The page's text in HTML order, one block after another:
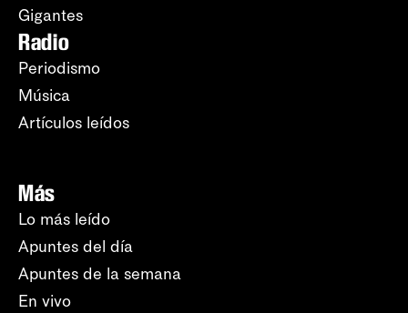
Gigantes
Radio
Periodismo
Música
Artículos leídos
Más
Lo más leído
Apuntes del día
Apuntes de la semana
En vivo